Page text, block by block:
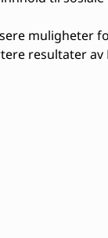
muligheter
resultater av